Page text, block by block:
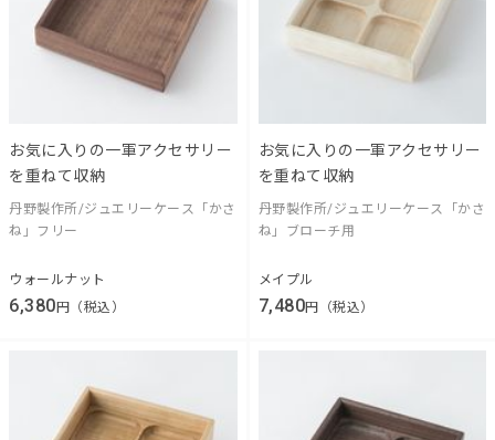
お気に入りの一軍アクセサリー
を重ねて収納
丹野製作所/ジュエリーケース「かさ
ね」フリー
ウォールナット
6,380円（税込）
お気に入りの一軍アクセサリー
を重ねて収納
丹野製作所/ジュエリーケース「かさ
ね」ブローチ用
メイプル
7,480円（税込）